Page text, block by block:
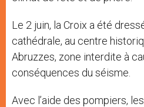
Le 2 juin, la Croix a été
cathédrale, au centre
Abruzzes, zone interdite à
conséquences du séisme.
Avec l’aide des pompiers,